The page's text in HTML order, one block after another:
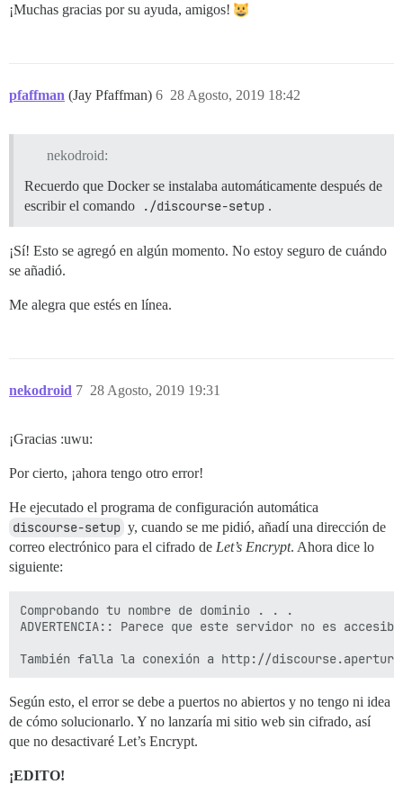
¡Muchas gracias por su ayuda, amigos!
pfaffman (Jay Pfaffman) 28 Agosto, 2019 18:42
6
nekodroid:
Recuerdo que Docker se instalaba automáticamente después de
escribir el comando
./discourse-setup .
¡Sí! Esto se agregó en algún momento. No estoy seguro de cuándo
se añadió.
Me alegra que estés en línea.
nekodroid 28 Agosto, 2019 19:31
7
¡Gracias :uwu:
Por cierto, ¡ahora tengo otro error!
He ejecutado el programa de configuración automática
discourse-setup y, cuando se me pidió, añadí una dirección de
correo electrónico para el cifrado de Let’s Encrypt. Ahora dice lo
siguiente:
Comprobando tu nombre de dominio . . .
ADVERTENCIA:: Parece que este servidor no es
Según esto, el error se debe a puertos no abiertos y no tengo ni idea
de cómo solucionarlo. Y no lanzaría mi sitio web sin cifrado, así
que no desactivaré Let’s Encrypt.
¡EDITO!